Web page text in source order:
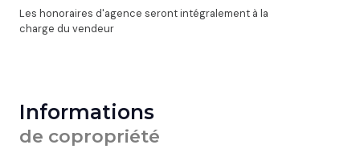
Les honoraires d'agence seront intégralement à la
charge du vendeur
Informations
de copropriété